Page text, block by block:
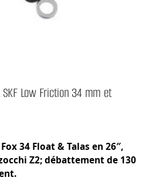
Low Friction 34 mm et
34 Float & Talas en 26″,
Z2; débattement de 130